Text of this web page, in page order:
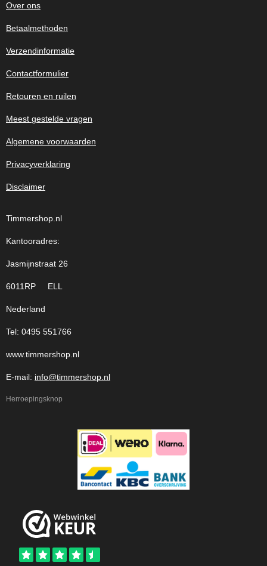
Over ons
Betaalmethoden
Verzendinformatie
Contactformulier
Retouren en ruilen
Meest gestelde vragen
Algemene voorwaarden
Privacyverklaring
Disclaimer
Timmershop.nl
Kantooradres:
Jasmijnstraat 26
6011RP ELL
Nederland
Tel: 0495 551766
www.timmershop.nl
E-mail: info@timmershop.nl
Herroepingsknop